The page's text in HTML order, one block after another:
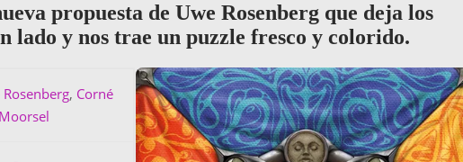
propuesta de Uwe Rosenberg que deja los
lado y nos trae un puzzle fresco y colorido.
Rosenberg, Corné